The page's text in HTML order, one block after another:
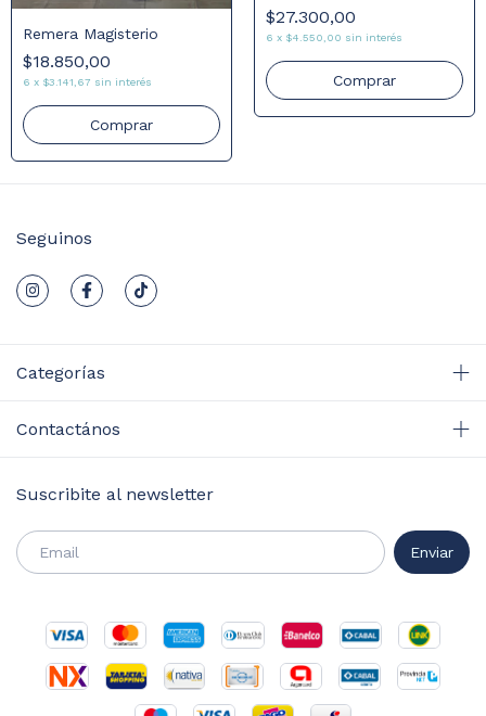
Remera Magisterio
$18.850,00
6 x $3.141,67 sin interés
Comprar
$27.300,00
6 x $4.550,00 sin interés
Comprar
Seguinos
Categorías
Contactános
Suscribite al newsletter